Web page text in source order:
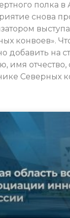
полка в
снова
конвоев».
добавить на
имя
Северных